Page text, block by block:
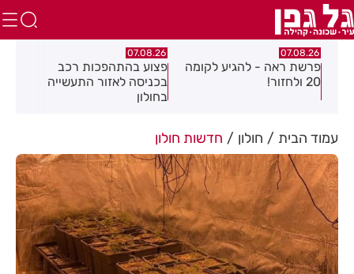
07.08.26
פרשת ראה - להגיע לקומה
20 ולחזור!
07.08.26
פצוע בהתהפכות רכב
בכניסה לאזור התעשייה
בחולון
עמוד הבית חולון חדשות חולון